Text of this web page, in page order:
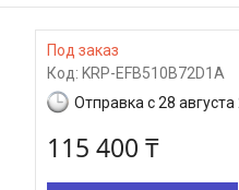
Под заказ
Код: KRP-EFB510B72D1A
Отправка с 28 августа
115 400 ₸